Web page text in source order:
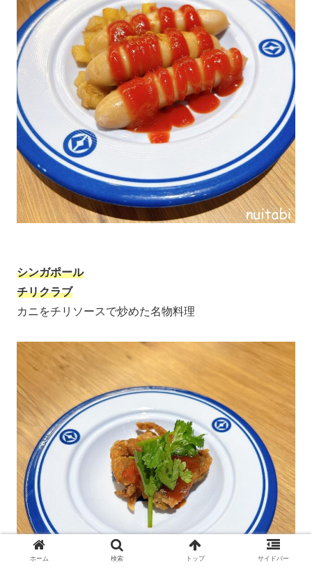
シンガポール
チリクラブ
カニをチリソースで炒めた名物料理
ホーム 検索 トップ サイドバー